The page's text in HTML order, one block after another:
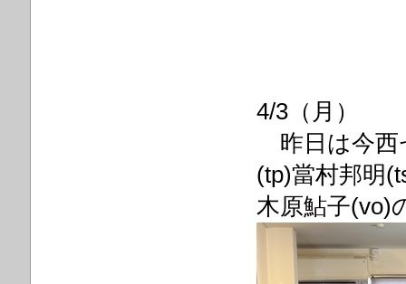
4/3（月）
昨日は今西
(tp)當村邦明
木原鮎子(vo)